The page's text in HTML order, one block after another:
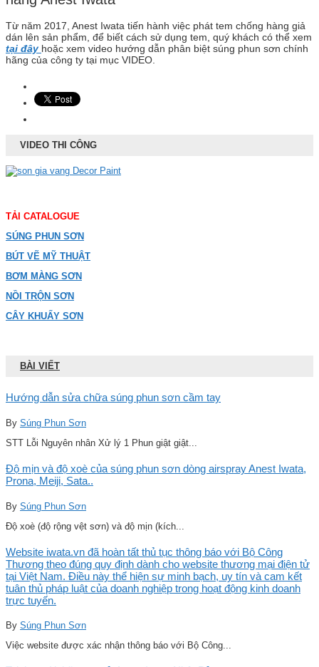
Từ năm 2017, Anest Iwata tiến hành việc phát tem chống hàng giả
dán lên sản phẩm, để biết cách sử dụng tem, quý khách có thể xem
tại đây hoặc xem video hướng dẫn phân biệt súng phun sơn chính
hãng của công ty tại mục VIDEO.
VIDEO THI CÔNG
TẢI CATALOGUE
SÚNG PHUN SƠN
BÚT VẼ MỸ THUẬT
BƠM MÀNG SƠN
NỒI TRỘN SƠN
CÂY KHUẤY SƠN
BÀI VIẾT
Hướng dẫn sửa chữa súng phun sơn cầm tay
By Súng Phun Sơn
STT Lỗi Nguyên nhân Xử lý 1 Phun giật giật...
Độ mịn và độ xoè của súng phun sơn dòng airspray Anest Iwata,
Prona, Meiji, Sata..
By Súng Phun Sơn
Độ xoè (độ rộng vệt sơn) và độ mịn (kích...
Website iwata.vn đã hoàn tất thủ tục thông báo với Bộ Công
Thương theo đúng quy định dành cho website thương mại điện tử
tại Việt Nam. Điều này thể hiện sự minh bạch, uy tín và cam kết
tuân thủ pháp luật của doanh nghiệp trong hoạt động kinh doanh
trực tuyến.
By Súng Phun Sơn
Việc website được xác nhận thông báo với Bộ Công...